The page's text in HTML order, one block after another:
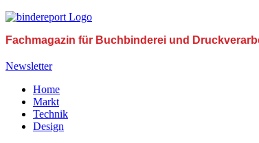
Fachmagazin für Buchbinderei und
Newsletter
Home
Markt
Technik
Design